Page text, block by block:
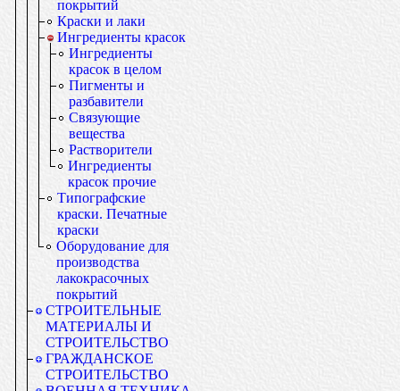
покрытий
Краски и лаки
Ингредиенты красок
Ингредиенты
красок в целом
Пигменты и
разбавители
Связующие
вещества
Растворители
Ингредиенты
красок прочие
Типографские
краски. Печатные
краски
Оборудование для
производства
лакокрасочных
покрытий
СТРОИТЕЛЬНЫЕ
МАТЕРИАЛЫ И
СТРОИТЕЛЬСТВО
ГРАЖДАНСКОЕ
СТРОИТЕЛЬСТВО